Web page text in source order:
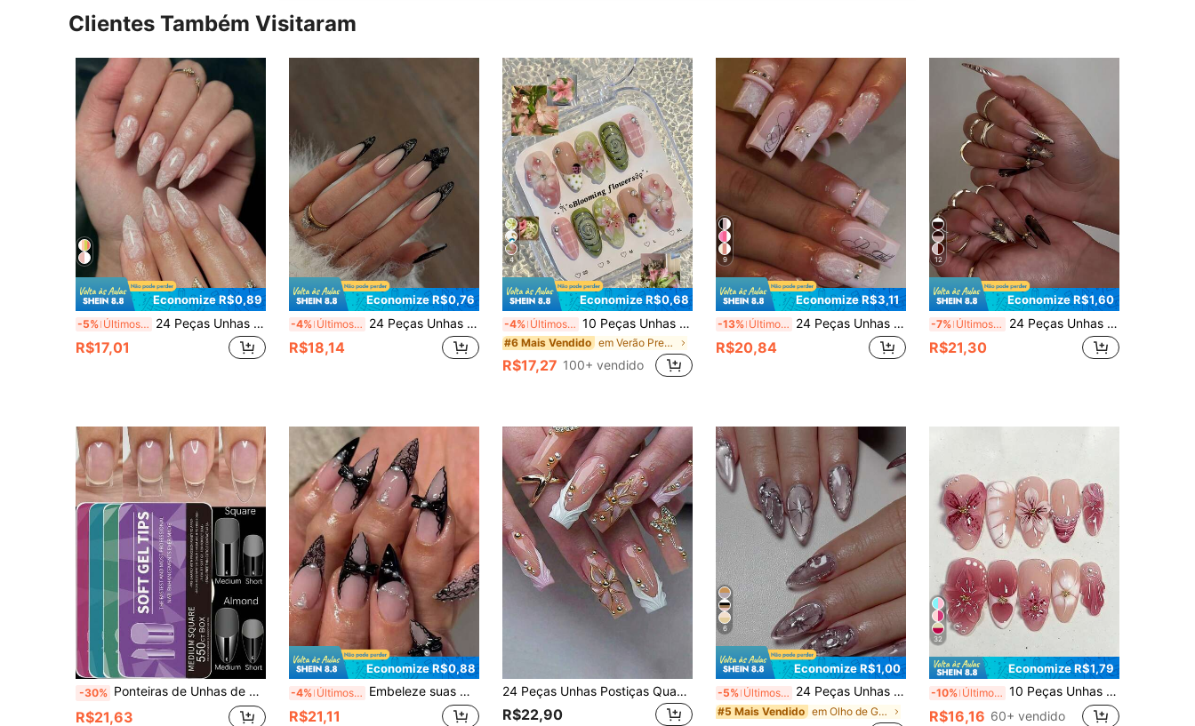
Clientes Também Visitaram
Economize R$0,89
-5% Últimos 3 dias 24 Peças Unhas Postiças Minimalistas com Fita, Conjunto de Manicure em Formato de Amêndoa com 1 Folha Adesiva e 1 Lixa de Unha, Adequado para Uso Diário
R$17,01
Economize R$0,76
-4% Últimos 3 dias 24 Peças Unhas Postiças Pretas de Renda Média com Design em V Brilhante e Cobertura Total, Adequadas para Uso Diário de Mulheres e Meninas, Datas, Festas
R$18,14
4
Economize R$0,68
-4% Últimos 3 dias 10 Peças Unhas Postiças Estilo Y2K, Flor 3D, Joaninha & Padrão Xadrez, Unhas Acrílicas Formato Amêndoa Médio, Adequadas para Férias de Verão & Encontros Casuais
#6 Mais Vendido em Verão Press On Nails
R$17,27 100+ vendido
9
Economize R$3,11
-13% Últimos 3 dias 24 Peças Unhas Postiças, Formato Longo Afunilado, Base Rosa Nude, Estampa de Renda, Design de Letra Escrita à Mão, Decoração com Strass de Pérola, Unhas Falsas Brilhantes Reutilizáveis, Eleve seu Temperamento, Para Uso Diário, Encontro, Festa de Casamento, Acompanha Cola de Gelatina e Lixa de Unha
R$20,84
12
Economize R$1,60
-7% Últimos 3 dias 24 Peças Unhas Acrílicas de Metal Punk Rock, Adesivos de Unhas Postiças Pontudas com Estampa de Leopardo Francês e Floral, Conjunto de Unhas Falsas 3D Marrom Y2K, Design DIY com Acessórios de Contas Brancas/Douradas, Adequado para Salões de Beleza, Meninas e Mulheres para Uso Diário, Feriados e Presentes de Suprimentos de Unhas
R$21,30
-30% Ponteiras de Unhas de Gel Macio Quadradas Amendoado, Unhas Falsas Quadradas Amendoado Curtas/Médias, Ponteiras de Unhas Transparentes Semifoscas de Cobertura Total, Ponteiras de Unhas Acrílicas Profissionais Pré-Formadas para Colar, Adequadas para Acessórios e Ferramentas de Arte de Unhas de Salão, Suprimentos de Unhas para Colar
R$21,63
Economize R$0,88
-4% Últimos 3 dias Embeleze suas mãos, 24 Peças Unhas Postiças de Cobertura Total em Formato Amêndoa Média com Brilho, Renda Preta Sedutora com Acentos Elegantes de Pérola e Contas Prateadas, Adornadas com um Laço Preto 3D para uma Arte de Unhas Deslumbrante. Estilo Romântico de Moda Vintage Elegante
R$21,11
24 Peças Unhas Postiças Quadradas Longas 3D de Gel com Enfeites de Pérola, Apresentando Vários Estilos como Designs Florais e Franceses, Ajustando-se Perfeitamente às Suas Pontas dos Dedos. O Conjunto Inclui: 1 Folha de Cola de Gelatina e 1 Lixa de Unha.
R$22,90
6
Economize R$1,00
-5% Últimos 3 dias 24 Peças Unhas com Formato de Amêndoa Médio, Moderno e Elegante Olho de Gato 3D em Cores Claras, Decoração Texturizada 3D Ondulada em Prata, Linhas Assimétricas Clássicas Minimalistas 3D Brilhantes em Prata, Um Conjunto Completo de Unhas Postiças para Atualizar seu Estilo e Mudar suas Unhas, Adequado para Uso Diário e Festivais de Música
#5 Mais Vendido em Olho de Gato Pressione as unhas postiças
32
Economize R$1,79
-10% Últimos 3 dias 10 Peças Unhas Acrílicas Postiças com Ponta Francesa, Formato Amêndoa Médio, Design Degradê 3D Floral com Ondas de Água e Strass, Estilo Y2K Fashion Fresco, Unhas Falsas Brilhantes de Cobertura Total para Uso Diário de Mulheres e Meninas
R$16,16 60+ vendido